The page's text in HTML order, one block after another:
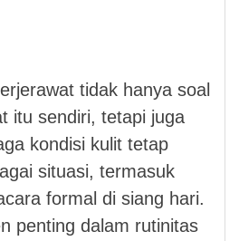
tidak hanya soal
itu sendiri, tetapi juga
kondisi kulit tetap
situasi, termasuk
formal di siang hari.
penting dalam rutinitas